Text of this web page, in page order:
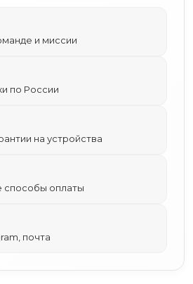
и миссии
по России
на устройства
способы оплаты
почта